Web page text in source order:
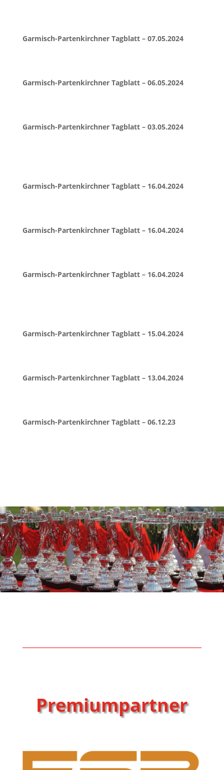
Garmisch-Partenkirchner Tagblatt – 07.05.2024
Garmisch-Partenkirchner Tagblatt – 06.05.2024
Garmisch-Partenkirchner Tagblatt – 03.05.2024
Garmisch-Partenkirchner Tagblatt – 16.04.2024
Garmisch-Partenkirchner Tagblatt – 16.04.2024
Garmisch-Partenkirchner Tagblatt – 16.04.2024
Garmisch-Partenkirchner Tagblatt – 15.04.2024
Garmisch-Partenkirchner Tagblatt – 13.04.2024
Garmisch-Partenkirchner Tagblatt – 06.12.23
Premiumpartner